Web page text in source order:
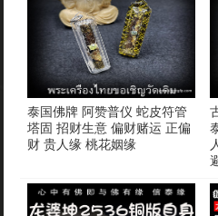
泰国佛牌 阿赞普仪 蛇皮符管
塔固 招财生意 偏财赌运 正偏
财 贵人缘 桃花姻缘